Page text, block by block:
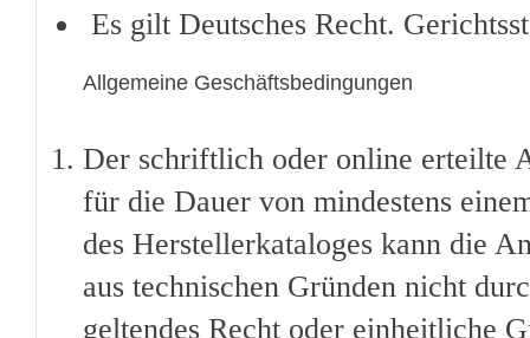
Es gilt Deutsches Recht.
Allgemeine Geschäftsbedingungen
Der schriftlich oder online erteilte
für die Dauer von mindestens
des Herstellerkataloges kann die
aus technischen Gründen nicht
geltendes Recht oder einheitliche